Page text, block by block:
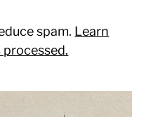
spam. Learn